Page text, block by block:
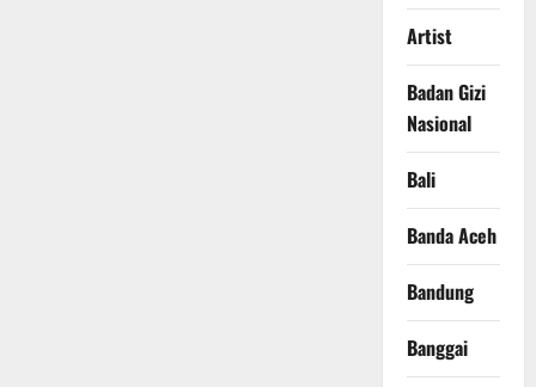
Artist
Badan Gizi
Nasional
Bali
Banda Aceh
Bandung
Banggai